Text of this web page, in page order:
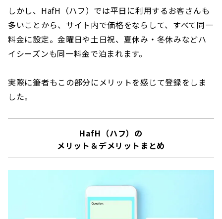
しかし、HafH（ハフ）では平日に利用するお客さんも
多いことから、サイト内で価格をならして、すべて同一
料金に設定。金曜日や土日祝、夏休み・冬休みなどハ
イシーズンも同一料金で泊まれます。
実際に筆者もこの部分にメリットを感じて登録をしま
した。
HafH（ハフ）の
メリット＆デメリットまとめ